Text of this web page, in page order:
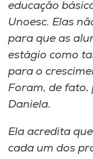
educação
Unoesc. Elas
para que as
estágio como
para o
Foram, de fato,
Daniela.
Ela acredita
cada um dos